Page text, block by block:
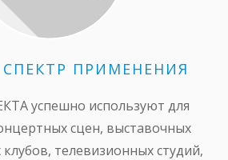
ПРИМЕНЕНИЯ
успешно используют для
сцен, выставочных
телевизионных студий,